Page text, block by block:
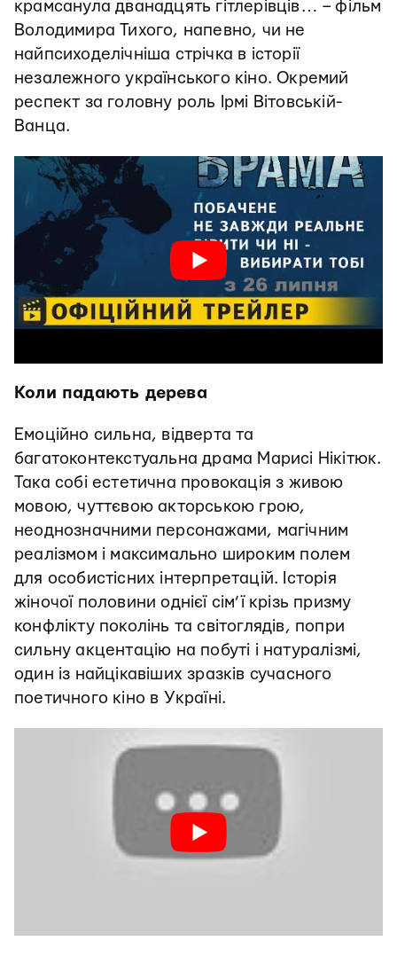
крамсанула дванадцять гітлерівців… – фільм
Володимира Тихого, напевно, чи не
найпсиходелічніша стрічка в історії
незалежного українського кіно. Окремий
респект за головну роль Ірмі Вітовській-
Ванца.
Коли падають дерева
Емоційно сильна, відверта та
багатоконтекстуальна драма Марисі Нікітюк.
Така собі естетична провокація з живою
мовою, чуттєвою акторською грою,
неоднозначними персонажами, магічним
реалізмом і максимально широким полем
для особистісних інтерпретацій. Історія
жіночої половини однієї сім’ї крізь призму
конфлікту поколінь та світоглядів, попри
сильну акцентацію на побуті і натуралізмі,
один із найцікавіших зразків сучасного
поетичного кіно в Україні.